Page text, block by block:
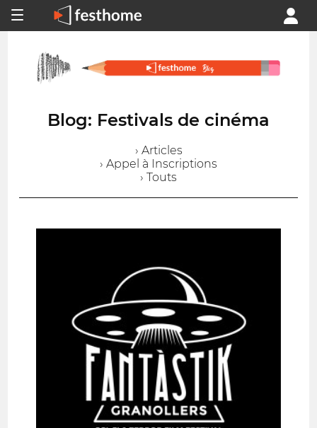
Blog: Festivals de cinéma
› Articles
› Appel à Inscriptions
› Touts